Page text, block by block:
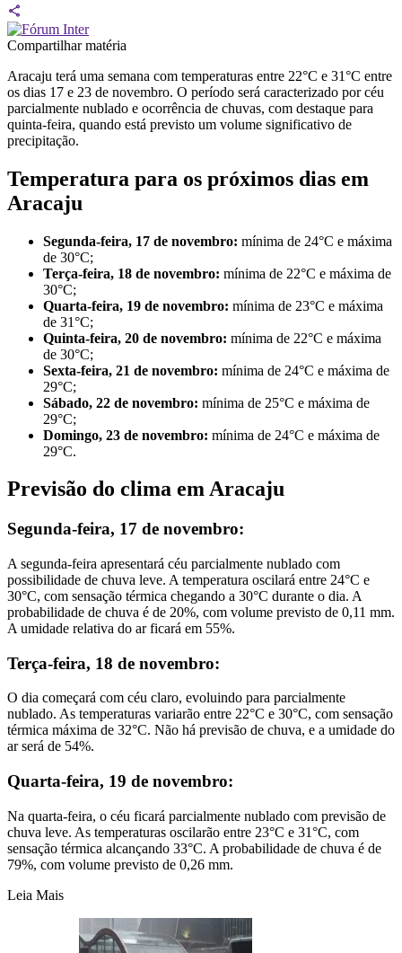
Compartilhar matéria
Aracaju terá uma semana com temperaturas entre 22°C e 31°C entre
os dias 17 e 23 de novembro. O período será caracterizado por céu
parcialmente nublado e ocorrência de chuvas, com destaque para
quinta-feira, quando está previsto um volume significativo de
precipitação.
Temperatura para os próximos dias em
Aracaju
Segunda-feira, 17 de novembro: mínima de 24°C e máxima
de 30°C;
Terça-feira, 18 de novembro: mínima de 22°C e máxima de
30°C;
Quarta-feira, 19 de novembro: mínima de 23°C e máxima
de 31°C;
Quinta-feira, 20 de novembro: mínima de 22°C e máxima
de 30°C;
Sexta-feira, 21 de novembro: mínima de 24°C e máxima de
29°C;
Sábado, 22 de novembro: mínima de 25°C e máxima de
29°C;
Domingo, 23 de novembro: mínima de 24°C e máxima de
29°C.
Previsão do clima em Aracaju
Segunda-feira, 17 de novembro:
A segunda-feira apresentará céu parcialmente nublado com
possibilidade de chuva leve. A temperatura oscilará entre 24°C e
30°C, com sensação térmica chegando a 30°C durante o dia. A
probabilidade de chuva é de 20%, com volume previsto de 0,11 mm.
A umidade relativa do ar ficará em 55%.
Terça-feira, 18 de novembro:
O dia começará com céu claro, evoluindo para parcialmente
nublado. As temperaturas variarão entre 22°C e 30°C, com sensação
térmica máxima de 32°C. Não há previsão de chuva, e a umidade do
ar será de 54%.
Quarta-feira, 19 de novembro:
Na quarta-feira, o céu ficará parcialmente nublado com previsão de
chuva leve. As temperaturas oscilarão entre 23°C e 31°C, com
sensação térmica alcançando 33°C. A probabilidade de chuva é de
79%, com volume previsto de 0,26 mm.
Leia Mais